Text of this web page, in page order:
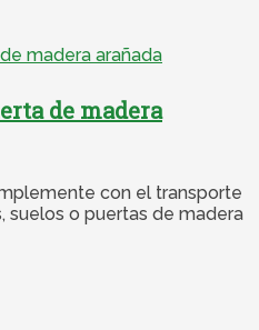
de madera
con el transporte
suelos o puertas de madera